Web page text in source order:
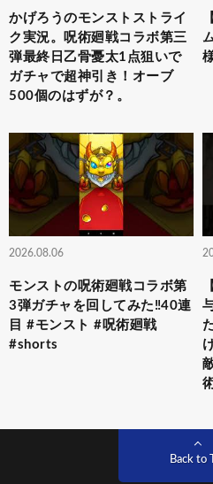
かげろうのモンストストライ
ク実況。呪術廻戦コラボ第三
弾最終日乙骨憂太1点狙いで
ガチャで超神引き！オーブ
500個のはずが？。
2026.08.06
モンストの呪術廻戦コラボ第
3弾ガチャを回してみた‼️40連
目 #モンスト #呪術廻戦
#shorts
Back to